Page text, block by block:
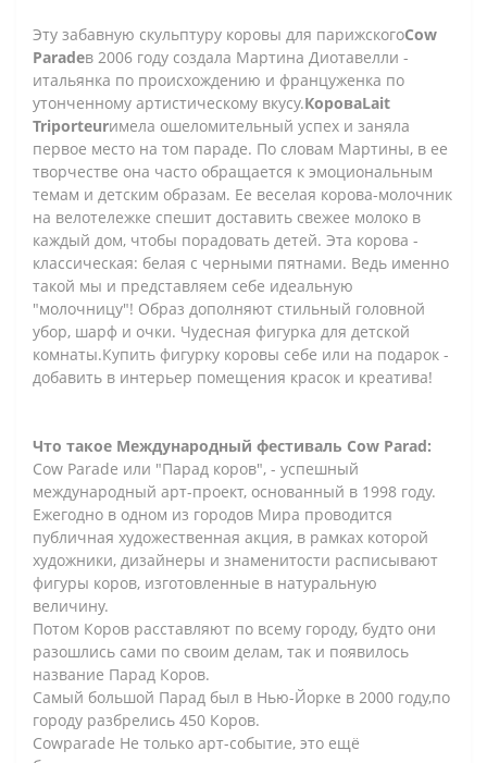
Эту забавную скульптуру коровы для парижскогоCow
Paradeв 2006 году создала Мартина Диотавелли -
итальянка по происхождению и француженка по
утонченному артистическому вкусу.КороваLait
Triporteurимела ошеломительный успех и заняла
первое место на том параде. По словам Мартины, в ее
творчестве она часто обращается к эмоциональным
темам и детским образам. Ее веселая корова-молочник
на велотележке спешит доставить свежее молоко в
каждый дом, чтобы порадовать детей. Эта корова -
классическая: белая с черными пятнами. Ведь именно
такой мы и представляем себе идеальную
"молочницу"! Образ дополняют стильный головной
убор, шарф и очки. Чудесная фигурка для детской
комнаты.Купить фигурку коровы себе или на подарок -
добавить в интерьер помещения красок и креатива!
Что такое Международный фестиваль Cow Parad:
Cow Parade или "Парад коров", - успешный
международный арт-проект, основанный в 1998 году.
Ежегодно в одном из городов Мира проводится
публичная художественная акция, в рамках которой
художники, дизайнеры и знаменитости расписывают
фигуры коров, изготовленные в натуральную
величину.
Потом Коров расставляют по всему городу, будто они
разошлись сами по своим делам, так и появилось
название Парад Коров.
Самый большой Парад был в Нью-Йорке в 2000 году,по
городу разбрелись 450 Коров.
Cowparade Не только арт-событие, это ещё